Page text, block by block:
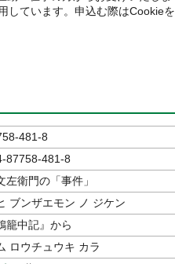
しています。申込む際はCookie
481-8
87758-481-8
左衛門の「事件」
ブンザエモン ノ ジケン
籠中記』から
ロウチュウキ カラ